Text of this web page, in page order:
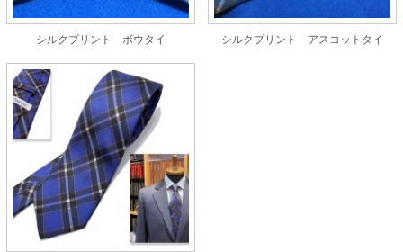
シルクプリント ボウタイ シルクプリント アスコットタイ